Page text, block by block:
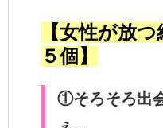
【女性が放
５個】
①そろそろ出